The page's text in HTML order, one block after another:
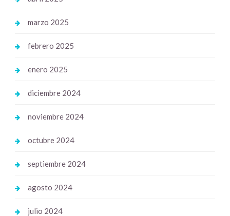
marzo 2025
febrero 2025
enero 2025
diciembre 2024
noviembre 2024
octubre 2024
septiembre 2024
agosto 2024
julio 2024